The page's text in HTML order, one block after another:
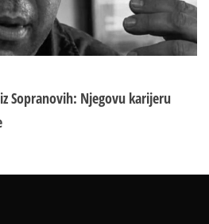
Sopranovih: Njegovu karijeru